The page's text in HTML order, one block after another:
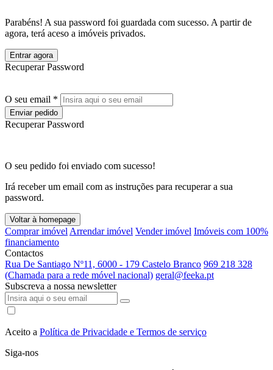
Parabéns! A sua password foi guardada com sucesso. A partir de
agora, terá aceso a imóveis privados.
Entrar agora
Recuperar Password
O seu email *
Enviar pedido
Recuperar Password
O seu pedido foi enviado com sucesso!
Irá receber um email com as instruções para recuperar a sua
password.
Voltar à homepage
Comprar imóvel Arrendar imóvel Vender imóvel Imóveis com 100%
financiamento
Contactos
Rua De Santiago Nº11, 6000 - 179 Castelo Branco 969 218 328
(Chamada para a rede móvel nacional) geral@feeka.pt
Subscreva a nossa newsletter
Aceito a Política de Privacidade e Termos de serviço
Siga-nos